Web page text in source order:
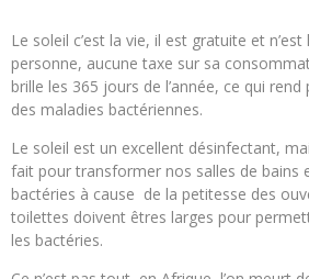
Le soleil c’est la vie, il est gratuite et
personne, aucune taxe sur sa
brille les 365 jours de l’année, ce qui rend
des maladies bactériennes.
Le soleil est un excellent désinfectant,
fait pour transformer nos salles de bains
bactéries à cause de la petitesse des
toilettes doivent êtres larges pour
les bactéries.